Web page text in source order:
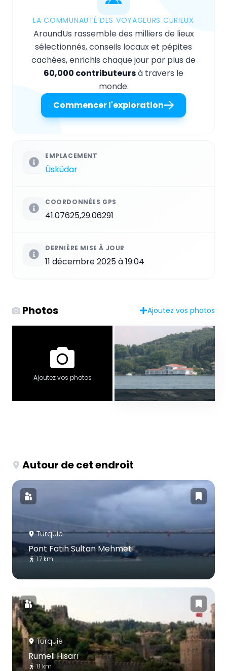
LA COMMUNAUTÉ DES VOYAGEURS CURIEUX
AroundUs rassemble des milliers de lieux
sélectionnés, conseils locaux et pépites
cachées, enrichis chaque jour par plus de
60,000 contributeursà travers le
monde.
Commencer l'exploration
EMPLACEMENT
Üsküdar
COORDONNÉES GPS
41.07625,29.06291
DERNIÈRE MISE À JOUR
11 décembre 2025 à 19:04
Photos Ajoutez vos photos
Ajoutez vos photos
Autour de cet endroit
Turquie
Pont Fatih Sultan Mehmet
1.7 km
Turquie
Rumeli Hisarı
1.1 km